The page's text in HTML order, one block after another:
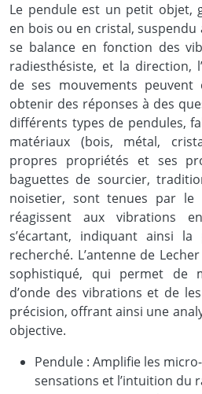
Le pendule est un petit objet,
en bois ou en cristal,
se balance en fonction des
radiesthésiste, et la direction,
de ses mouvements
obtenir des réponses à des
différents types de pendules,
matériaux (bois, métal,
propres propriétés et ses
baguettes de sourcier,
noisetier, sont tenues par le
réagissent aux vibrations
s’écartant, indiquant ainsi la
recherché. L’antenne de
sophistiqué, qui permet de
d’onde des vibrations et de
précision, offrant ainsi une
objective.
Pendule : Amplifie les
sensations et l’intuition du